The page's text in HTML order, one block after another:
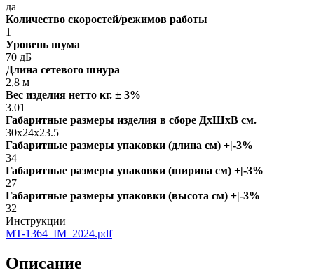
да
Количество скоростей/режимов работы
1
Уровень шума
70 дБ
Длина сетевого шнура
2,8 м
Вес изделия нетто кг. ± 3%
3.01
Габаритные размеры изделия в сборе ДxШxВ см.
30x24x23.5
Габаритные размеры упаковки (длина см) +|-3%
34
Габаритные размеры упаковки (ширина см) +|-3%
27
Габаритные размеры упаковки (высота см) +|-3%
32
Инструкции
MT-1364_IM_2024.pdf
Описание